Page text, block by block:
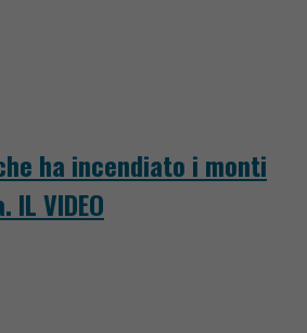
ha incendiato i monti
VIDEO